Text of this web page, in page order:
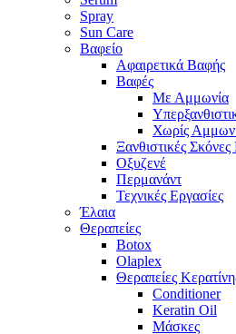
Spray
Sun Care
Βαφείο
Αφαιρετικά Βαφής
Βαφές
Με Αμμωνία
Χωρίς
Ξανθιστικές
Οξυζενέ
Περμανάντ
Τεχνικές Εργασίες
Έλαια
Θεραπείες
Botox
Olaplex
Θεραπείες
Conditioner
Keratin Oil
Μάσκες